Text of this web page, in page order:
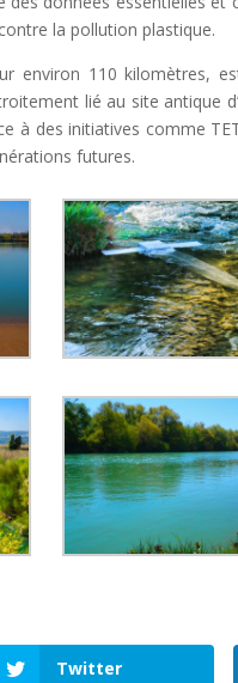
la pollution plastique.
environ 110 kilomètres,
lié au site antique
à des initiatives comme
futures.
Twitter